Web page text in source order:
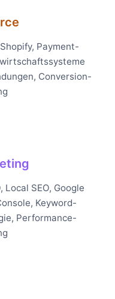
Payment-
Conversion-
Local SEO, Google
Keyword-
Performance-